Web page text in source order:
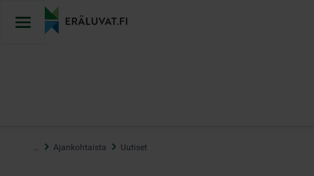
sisältöön
… Ajankohtaista Uutiset